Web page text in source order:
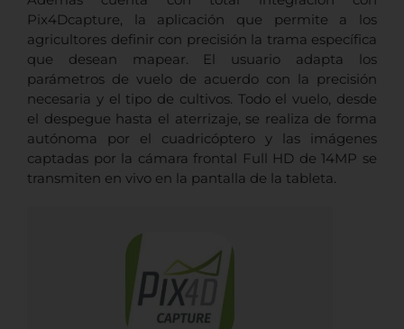
Pix4Dcapture, la aplicación que permite a los
agricultores definir con precisión la trama específica
que desean mapear. El usuario adapta los
parámetros de vuelo de acuerdo con la precisión
necesaria y el tipo de cultivos. Todo el vuelo, desde
el despegue hasta el aterrizaje, se realiza de forma
autónoma por el cuadricóptero y las imágenes
captadas por la cámara frontal Full HD de 14MP se
transmiten en vivo en la pantalla de la tableta.